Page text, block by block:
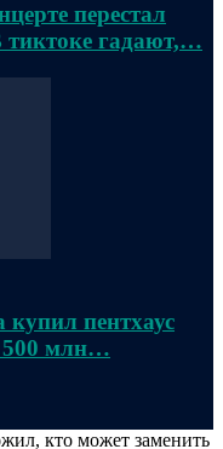
перестал
тиктоке гадают,…
пентхаус
500 млн…
кто может заменить